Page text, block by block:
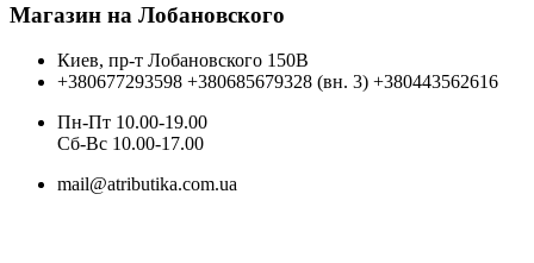
Магазин на Лобановского
Киев, пр-т Лобановского 150В
+380677293598 +380685679328 (вн. 3) +380443562616
Пн-Пт 10.00-19.00
Cб-Вс 10.00-17.00
mail@atributika.com.ua